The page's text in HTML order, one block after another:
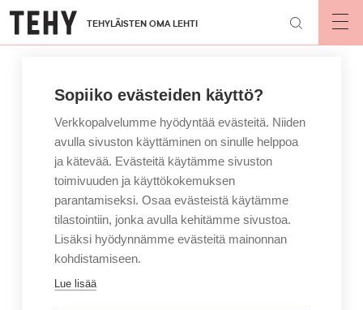
Hyppää
pääsisältöön
TEHYLÄISTEN OMA LEHTI
Sopiiko evästeiden käyttö?
Verkkopalvelumme hyödyntää evästeitä. Niiden
avulla sivuston käyttäminen on sinulle helppoa
ja kätevää. Evästeitä käytämme sivuston
toimivuuden ja käyttökokemuksen
parantamiseksi. Osaa evästeistä käytämme
tilastointiin, jonka avulla kehitämme sivustoa.
Lisäksi hyödynnämme evästeitä mainonnan
kohdistamiseen.
Lue lisää